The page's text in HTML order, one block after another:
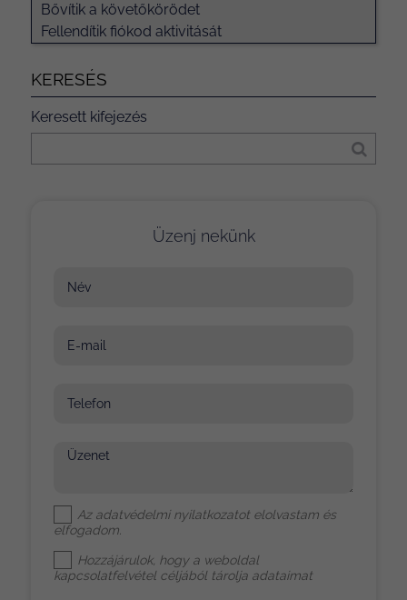
Bővítik a követőkörödet
Fellendítik fiókod aktivitását
KERESÉS
Keresett kifejezés
Üzenj nekünk
Név
E-mail
Telefon
Üzenet
Az adatvédelmi nyilatkozatot elolvastam és
elfogadom.
Hozzájárulok, hogy a weboldal
kapcsolatfelvétel céljából tárolja adataimat